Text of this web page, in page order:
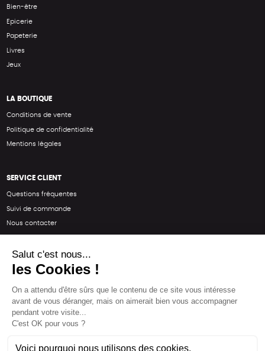
Bien-être
Epicerie
Papeterie
Livres
Jeux
LA BOUTIQUE
Conditions de vente
Politique de confidentialité
Mentions légales
SERVICE CLIENT
Questions fréquentes
Suivi de commande
Nous contacter
SUIVEZ-NOUS